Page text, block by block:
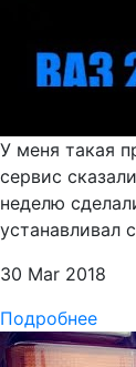
У меня такая
сервис
неделю
устанавливал
30 Mar 2018
Подробнее